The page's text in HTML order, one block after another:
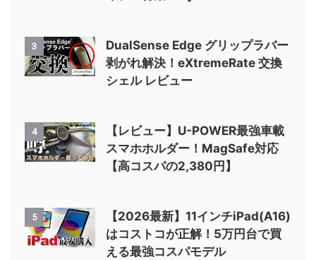
3
DualSense Edge グリップラバー
剥がれ解決！eXtremeRate 交換
シェル レビュー
4
【レビュー】U-POWER最強車載
スマホホルダー！MagSafe対応
【高コスパの2,380円】
5
【2026最新】11インチiPad(A16)
はコストコが正解！5万円台で買
える最強コスパモデル